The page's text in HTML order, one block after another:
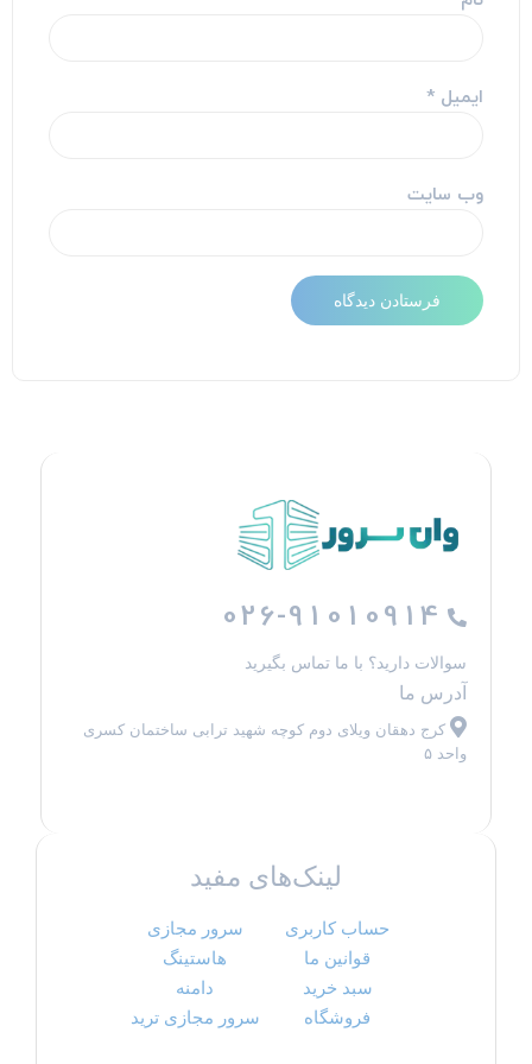
ایمیل*
وب‌ سایت
026-91010914
سوالات دارید؟ با ما تماس بگیرید
آدرس ما
کرج دهقان ویلای دوم کوچه شهید ترابی ساختمان کسری
واحد ۵
لینک‌های مفید
حساب کاربری
قوانین ما
سبد خرید
فروشگاه
سرور مجازی
هاستینگ
دامنه
سرور مجازی ترید